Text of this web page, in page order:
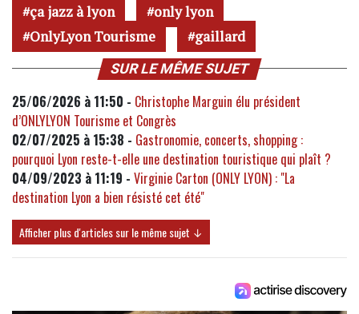
ça jazz à lyon
only lyon
OnlyLyon Tourisme
gaillard
SUR LE MÊME SUJET
25/06/2026 à 11:50 - Christophe Marguin élu président
d’ONLYLYON Tourisme et Congrès
02/07/2025 à 15:38 - Gastronomie, concerts, shopping :
pourquoi Lyon reste-t-elle une destination touristique qui plaît ?
04/09/2023 à 11:19 - Virginie Carton (ONLY LYON) : "La
destination Lyon a bien résisté cet été"
Afficher plus d'articles sur le même sujet ↓